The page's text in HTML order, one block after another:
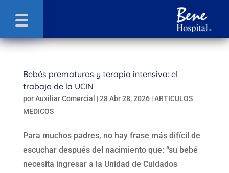
Bebés prematuros y terapia intensiva: el
trabajo de la UCIN
porAuxiliar Comercial |28 Abr 28, 2026|ARTICULOS
MEDICOS
Para muchos padres, no hay frase más difícil de
escuchar después del nacimiento que: “su bebé
necesita ingresar a la Unidad de Cuidados